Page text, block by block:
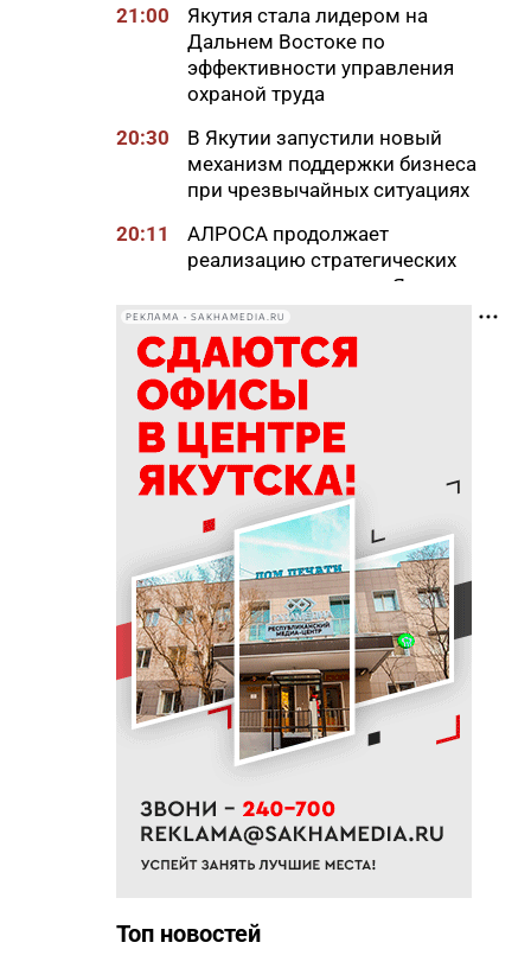
21:00
Якутия стала лидером на
Дальнем Востоке по
эффективности управления
охраной труда
20:30
В Якутии запустили новый
механизм поддержки бизнеса
при чрезвычайных ситуациях
20:11
АЛРОСА продолжает
реализацию стратегических
проектов развития в Якутии
20:00
Более 1,3 тысячи участников
СВО и членов их семей
получили земельные участки
в Якутии
19:50
76% якутян заранее
предупреждают работодателя
об увольнении
Новый аэропорт в Мирном
планируется ввести в
эксплуатацию в 2027 году
19:00
В Якутии работает пилотный
проект «Маршрут заботы» для
пациентов после выписки
В Якутии стартовал
молодежный Суглан коренных
Севера
18:40
В Якутии заготовлено более
РЕКЛАМА • SAKHAMEDIA.RU
Топ новостей